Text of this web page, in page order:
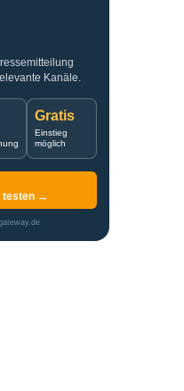
Kanäle.
Gratis
Einstieg
möglich
testen →